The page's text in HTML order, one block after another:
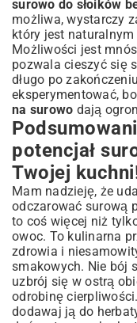
surowo do słoików
możliwa, wystarczy
który jest
Możliwości jest
pozwala cieszyć się
długo po
eksperymentować, bo
na surowo dają
potencjał
Twojej
Mam nadzieję, że
odczarować surową
to coś więcej niż
owoc. To kulinarna
zdrowia i
smakowych. Nie bój
uzbrój się w ostrą
odrobinę
dodawaj ją do